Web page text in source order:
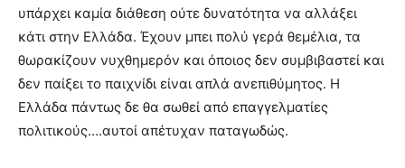
υπάρχει καμία διάθεση ούτε δυνατότητα να αλλάξει
κάτι στην Ελλάδα. Έχουν μπει πολύ γερά θεμέλια, τα
θωρακίζουν νυχθημερόν και όποιος δεν συμβιβαστεί και
δεν παίξει το παιχνίδι είναι απλά ανεπιθύμητος. Η
Ελλάδα πάντως δε θα σωθεί από επαγγελματίες
πολιτικούς….αυτοί απέτυχαν παταγωδώς.